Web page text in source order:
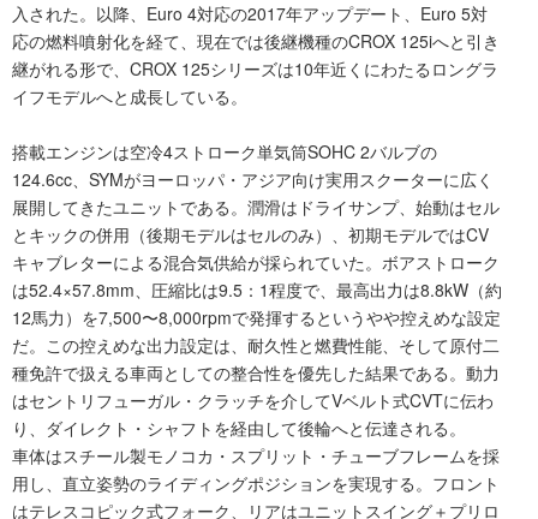
入された。以降、Euro 4対応の2017年アップデート、Euro 5対
応の燃料噴射化を経て、現在では後継機種のCROX 125iへと引き
継がれる形で、CROX 125シリーズは10年近くにわたるロングラ
イフモデルへと成長している。
搭載エンジンは空冷4ストローク単気筒SOHC 2バルブの
124.6cc、SYMがヨーロッパ・アジア向け実用スクーターに広く
展開してきたユニットである。潤滑はドライサンプ、始動はセル
とキックの併用（後期モデルはセルのみ）、初期モデルではCV
キャブレターによる混合気供給が採られていた。ボアストローク
は52.4×57.8mm、圧縮比は9.5：1程度で、最高出力は8.8kW（約
12馬力）を7,500〜8,000rpmで発揮するというやや控えめな設定
だ。この控えめな出力設定は、耐久性と燃費性能、そして原付二
種免許で扱える車両としての整合性を優先した結果である。動力
はセントリフューガル・クラッチを介してVベルト式CVTに伝わ
り、ダイレクト・シャフトを経由して後輪へと伝達される。
車体はスチール製モノコカ・スプリット・チューブフレームを採
用し、直立姿勢のライディングポジションを実現する。フロント
はテレスコピック式フォーク、リアはユニットスイング＋プリロ